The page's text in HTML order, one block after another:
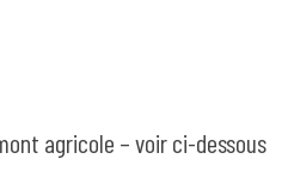
agricole – voir ci-dessous